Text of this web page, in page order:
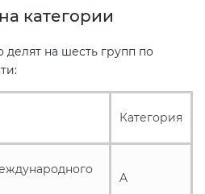
категории
на шесть групп по
Категория
A